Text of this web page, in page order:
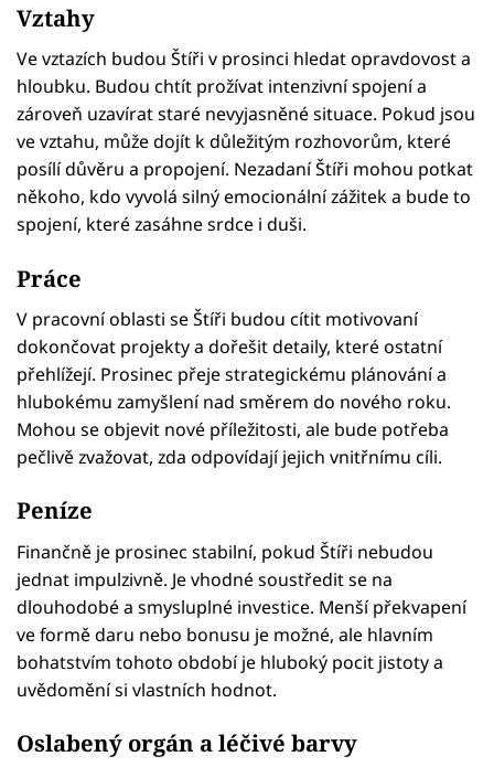
Vztahy
Ve vztazích budou Štíři v prosinci hledat opravdovost a
hloubku. Budou chtít prožívat intenzivní spojení a
zároveň uzavírat staré nevyjasněné situace. Pokud jsou
ve vztahu, může dojít k důležitým rozhovorům, které
posílí důvěru a propojení. Nezadaní Štíři mohou potkat
někoho, kdo vyvolá silný emocionální zážitek a bude to
spojení, které zasáhne srdce i duši.
Práce
V pracovní oblasti se Štíři budou cítit motivovaní
dokončovat projekty a dořešit detaily, které ostatní
přehlížejí. Prosinec přeje strategickému plánování a
hlubokému zamyšlení nad směrem do nového roku.
Mohou se objevit nové příležitosti, ale bude potřeba
pečlivě zvažovat, zda odpovídají jejich vnitřnímu cíli.
Peníze
Finančně je prosinec stabilní, pokud Štíři nebudou
jednat impulzivně. Je vhodné soustředit se na
dlouhodobé a smysluplné investice. Menší překvapení
ve formě daru nebo bonusu je možné, ale hlavním
bohatstvím tohoto období je hluboký pocit jistoty a
uvědomění si vlastních hodnot.
Oslabený orgán a léčivé barvy